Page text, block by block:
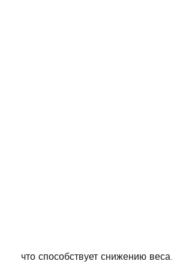
что способствует снижению веса.